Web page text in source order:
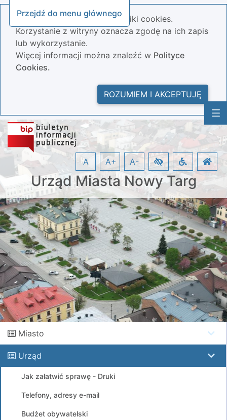
Przejdź do menu głównego
Nasza strona wykorzystuje pliki cookies.
Korzystanie z witryny oznacza zgodę na ich zapis
lub wykorzystanie.
Więcej informacji można znaleźć w Polityce
Cookies.
ROZUMIEM I AKCEPTUJĘ
Urząd Miasta Nowy Targ
A A+ A-
Miasto
Urząd
Jak załatwić sprawę - Druki
Telefony, adresy e-mail
Budżet obywatelski